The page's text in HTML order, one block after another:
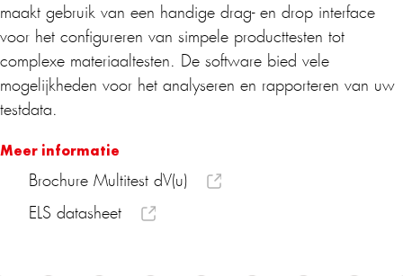
maakt gebruik van een handige drag- en drop interface
voor het configureren van simpele producttesten tot
complexe materiaaltesten. De software bied vele
mogelijkheden voor het analyseren en rapporteren van uw
testdata.
Meer informatie
Brochure Multitest dV(u)
ELS datasheet